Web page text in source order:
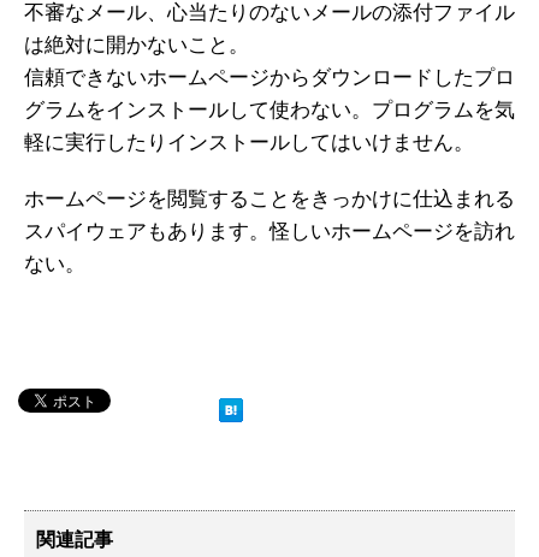
不審なメール、心当たりのないメールの添付ファイル
は絶対に開かないこと。
信頼できないホームページからダウンロードしたプロ
グラムをインストールして使わない。プログラムを気
軽に実行したりインストールしてはいけません。
ホームページを閲覧することをきっかけに仕込まれる
スパイウェアもあります。怪しいホームページを訪れ
ない。
関連記事